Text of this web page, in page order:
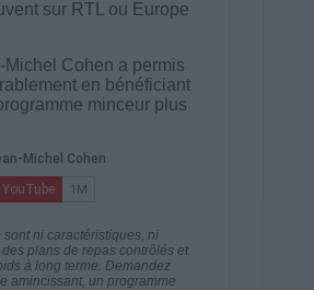
sur RTL ou Europe
Cohen a permis
en bénéficiant
minceur plus
ni caractéristiques, ni
plans de repas contrôlés et
à long terme. Demandez
amincissant, un programme